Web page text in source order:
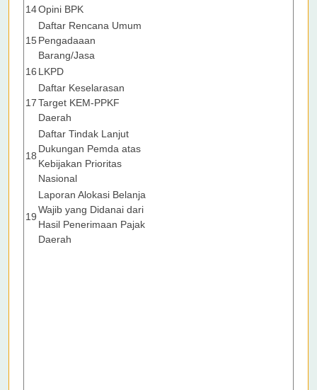
14Opini BPK
15
Daftar Rencana Umum
Pengadaaan
Barang/Jasa
16 LKPD
17
Daftar Keselarasan
Target KEM-PPKF
Daerah
18
Daftar Tindak Lanjut
Dukungan Pemda atas
Kebijakan Prioritas
Nasional
19
Laporan Alokasi Belanja
Wajib yang Didanai dari
Hasil Penerimaan Pajak
Daerah